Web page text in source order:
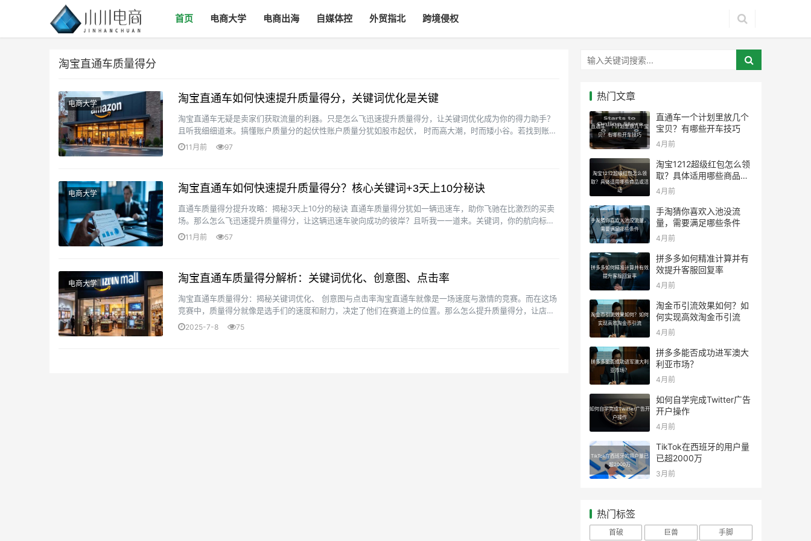
首页 电商大学 电商出海 自媒体控 外贸指北 跨境侵权
淘宝直通车质量得分
电商大学 淘宝直通车如何快速提升质量得分，关键词优化是关键
淘宝直通车无疑是卖家们获取流量的利器。只是怎么飞迅速提升质量得分，让关键词优化成为你的得力助手？
且听我细细道来。搞懂账户质量分的起伏性账户质量分犹如股市起伏， 时而高大潮，时而矮小谷。若找到账户
质量分持续走矮小，长远期无法优化，不妨暂停推广···
11月前 97
电商大学 淘宝直通车如何快速提升质量得分？核心关键词+3天上10分秘诀
直通车质量得分提升攻略：揭秘3天上10分的秘诀 直通车质量得分犹如一辆迅速车，助你飞驰在比激烈的买卖
场。那么怎么飞迅速提升质量得分，让这辆迅速车驶向成功的彼岸？且听我一一道来。关键词，你的航向标关
键词就像是航行的指南针，精准地指向潜在顾客。···
11月前 57
电商大学 淘宝直通车质量得分解析：关键词优化、创意图、点击率
淘宝直通车质量得分：揭秘关键词优化、 创意图与点击率淘宝直通车就像是一场速度与激情的竞赛。而在这场
竞赛中，质量得分就像是选手们的速度和耐力，决定了他们在赛道上的位置。那么怎么提升质量得分，让店铺
在众许多比者中脱颖而出呢？让我们一起来揭开关键···
2025-7-8 75
热门文章
直通车一个计划里放几个宝
贝？有哪些开车技巧
直通车一个计划里放几个
宝贝？有哪些开车技巧
4月前
淘宝1212超级红包怎么领
取？具体适用哪些商品或活
动
淘宝1212超级红包怎么领
取？具体适用哪些商品或
活动
4月前
手淘猜你喜欢入池没流量，
需要满足哪些条件
手淘猜你喜欢入池没流
量，需要满足哪些条件
4月前
拼多多如何精准计算并有效
提升客服回复率
拼多多如何精准计算并有
效提升客服回复率
4月前
淘金币引流效果如何？如何
实现高效淘金币引流
淘金币引流效果如何？如
何实现高效淘金币引流
4月前
拼多多能否成功进军澳大利
亚市场？
拼多多能否成功进军澳大
利亚市场？
4月前
如何自学完成Twitter广告开
户操作
如何自学完成Twitter广告
开户操作
4月前
TikTok在西班牙的用户量已
超2000万
TikTok在西班牙的用户量
已超2000万
3月前
热门标签
首破 巨兽 手脚